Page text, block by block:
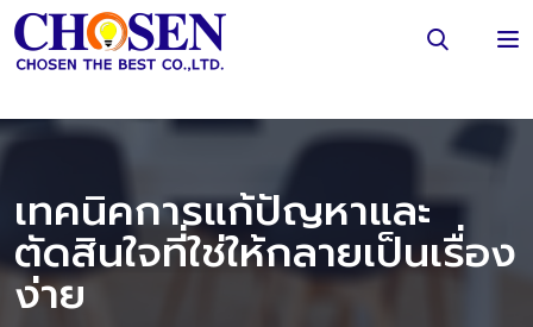
เทคนิคการแก้ปัญหาและ
ตัดสินใจที่ใช่ให้กลายเป็นเรื่อง
ง่าย